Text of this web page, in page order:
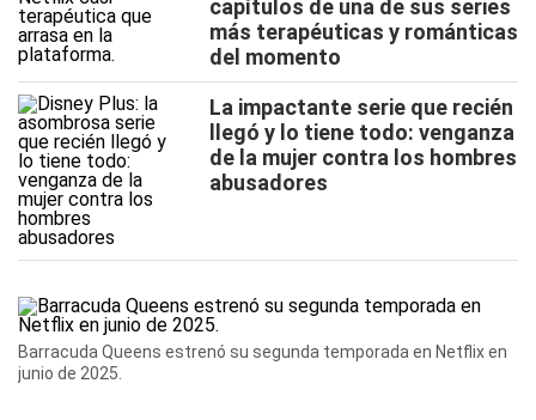
capítulos de una de sus series
más terapéuticas y románticas
del momento
La impactante serie que recién
llegó y lo tiene todo: venganza
de la mujer contra los hombres
abusadores
Barracuda Queens estrenó su segunda temporada en Netflix en
junio de 2025.